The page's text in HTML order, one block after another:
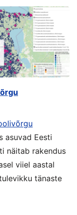
asuvad Eesti
näitab rakendus
viiel aastal
tänaste